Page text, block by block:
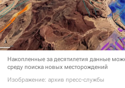
Накопленные за десятилетия данные
среду поиска новых месторождений
Изображение: архив пресс-службы